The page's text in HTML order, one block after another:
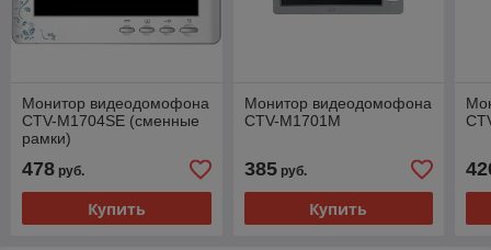
Монитор видеодомофона
CTV-M1704SE (сменные
рамки)
478 руб.
Купить
Монитор видеодомофона
CTV-M1701M
385руб.
Купить